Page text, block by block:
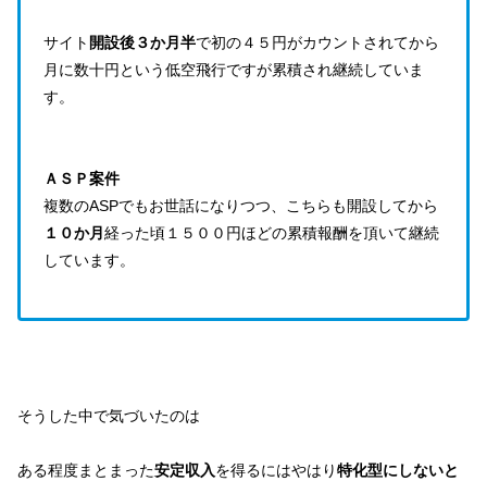
サイト 開設後３か月半で初の４５円がカウントされてから
月に数十円という低空飛行ですが累積され継続していま
す。
ＡＳＰ案件
複数のASPでもお世話になりつつ、こちらも開設してから
１０か月 経った頃１５００円ほどの累積報酬を頂いて継続
しています。
そうした中で気づいたのは
ある程度まとまった安定収入を得るにはやはり特化型にしないと